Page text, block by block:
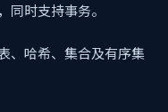
同时支持事务。
、哈希、集合及有序集